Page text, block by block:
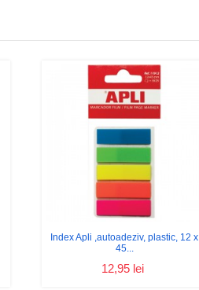
Index Apli ,autoadeziv, plastic, 12 x
45...
12,95 lei